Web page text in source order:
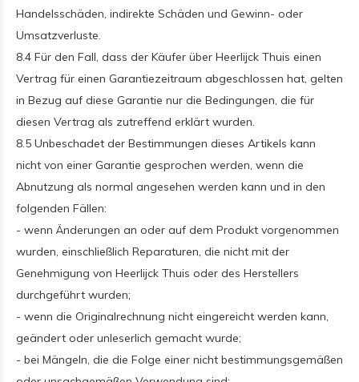
Handelsschäden, indirekte Schäden und Gewinn- oder
Umsatzverluste.
8.4 Für den Fall, dass der Käufer über Heerlijck Thuis einen
Vertrag für einen Garantiezeitraum abgeschlossen hat, gelten
in Bezug auf diese Garantie nur die Bedingungen, die für
diesen Vertrag als zutreffend erklärt wurden.
8.5 Unbeschadet der Bestimmungen dieses Artikels kann
nicht von einer Garantie gesprochen werden, wenn die
Abnutzung als normal angesehen werden kann und in den
folgenden Fällen:
- wenn Änderungen an oder auf dem Produkt vorgenommen
wurden, einschließlich Reparaturen, die nicht mit der
Genehmigung von Heerlijck Thuis oder des Herstellers
durchgeführt wurden;
- wenn die Originalrechnung nicht eingereicht werden kann,
geändert oder unleserlich gemacht wurde;
- bei Mängeln, die die Folge einer nicht bestimmungsgemäßen